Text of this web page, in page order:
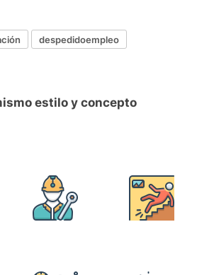
despedidoempleo
estilo y concepto